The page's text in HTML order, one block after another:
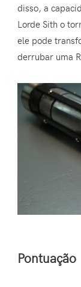
disso, a
Lorde Sith o
ele pode
derrubar uma
Pontuação